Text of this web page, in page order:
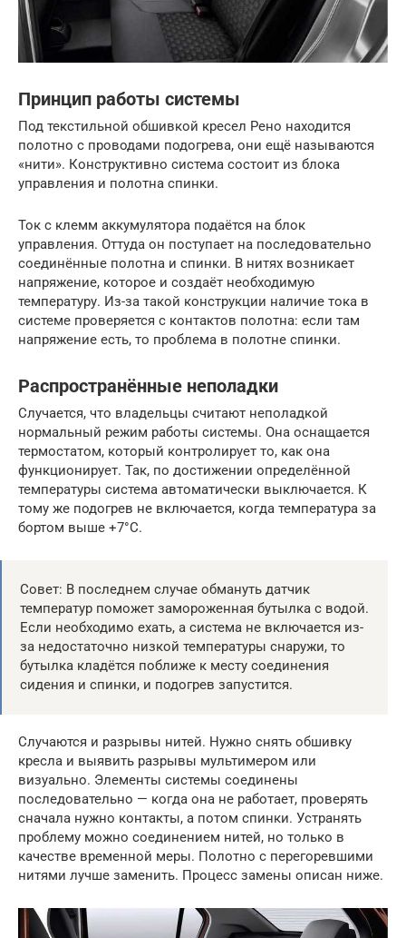
Принцип работы системы
Под текстильной обшивкой кресел Рено находится
полотно с проводами подогрева, они ещё называются
«нити». Конструктивно система состоит из блока
управления и полотна спинки.
Ток с клемм аккумулятора подаётся на блок
управления. Оттуда он поступает на последовательно
соединённые полотна и спинки. В нитях возникает
напряжение, которое и создаёт необходимую
температуру. Из-за такой конструкции наличие тока в
системе проверяется с контактов полотна: если там
напряжение есть, то проблема в полотне спинки.
Распространённые неполадки
Случается, что владельцы считают неполадкой
нормальный режим работы системы. Она оснащается
термостатом, который контролирует то, как она
функционирует. Так, по достижении определённой
температуры система автоматически выключается. К
тому же подогрев не включается, когда температура за
бортом выше +7°C.
Совет: В последнем случае обмануть датчик
температур поможет замороженная бутылка с водой.
Если необходимо ехать, а система не включается из-
за недостаточно низкой температуры снаружи, то
бутылка кладётся поближе к месту соединения
сидения и спинки, и подогрев запустится.
Случаются и разрывы нитей. Нужно снять обшивку
кресла и выявить разрывы мультимером или
визуально. Элементы системы соединены
последовательно — когда она не работает, проверять
сначала нужно контакты, а потом спинки. Устранять
проблему можно соединением нитей, но только в
качестве временной меры. Полотно с перегоревшими
нитями лучше заменить. Процесс замены описан ниже.